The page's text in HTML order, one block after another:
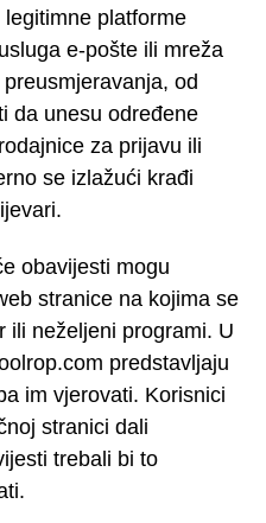
platforme
e-pošte ili mreža
od
da unesu određene
za prijavu ili
se izlažući krađi
obavijesti mogu
stranice na kojima se
ili neželjeni programi. U
predstavljaju
im vjerovati. Korisnici
stranici dali
trebali bi to